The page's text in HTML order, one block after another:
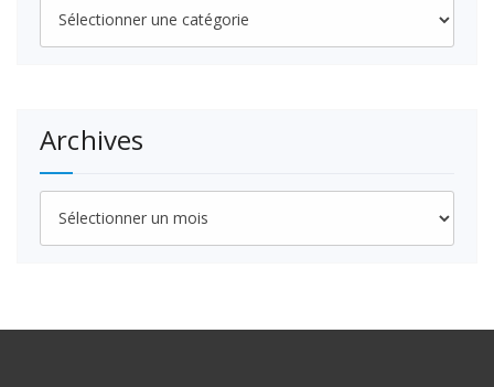
Archives
Archives